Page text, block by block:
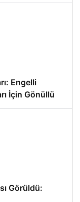
Engelli
İçin Gönüllü
Görüldü: